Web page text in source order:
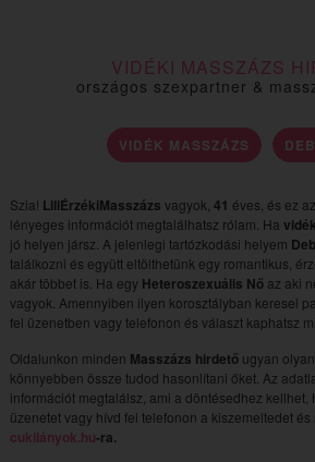
VIDÉKI MASSZÁZS
országos szexpartner &
VIDÉK MASSZÁZS
Szia! LiliÉrzékiMasszázs vagyok, 41 éves, és ez
lényeges információt megtalálhatsz rólam. Ha
jó helyen jársz. A jelenlegi tartózkodási helyem
találkozni és együtt eltölthetünk egy romantikus,
akár többet is. Ha egy Heteroszexuális Nőaz aki
vagyok. Amennyiben ilyen korosztályban keresel
fel üzenetben vagy telefonon és választ kaphatsz
Oldalunkon minden Masszázs hirdetőugyan
könnyebben össze tudod hasonlítani őket. Az
információt megtalálsz, ami a döntésedhez kellhet,
üzenetet vagy hívd fel telefonon a kiszemeltedet és
cukilányok.hu-ra.